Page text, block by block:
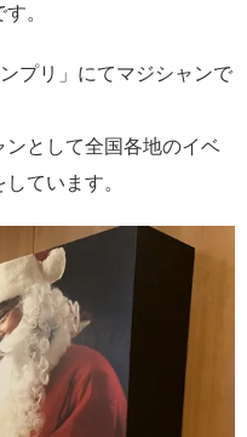
。
プリ」にてマジシャンで
として全国各地のイベ
ています。